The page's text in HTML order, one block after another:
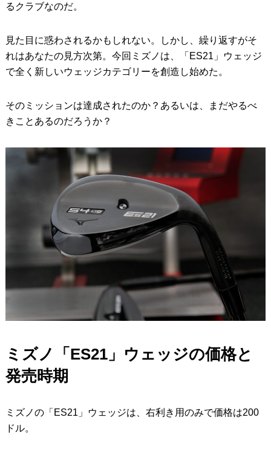
るクラブなのだ。
見た目に惑わされるかもしれない。しかし、繰り返すがそ
れはあなたの見方次第。今回ミズノは、「ES21」ウェッジ
で全く新しいウェッジカテゴリーを創造し始めた。
そのミッションは達成されたのか？あるいは、まだやるべ
きことあるのだろうか？
ミズノ「ES21」ウェッジの価格と
発売時期
ミズノの「ES21」ウェッジは、右利き用のみで価格は200
ドル。